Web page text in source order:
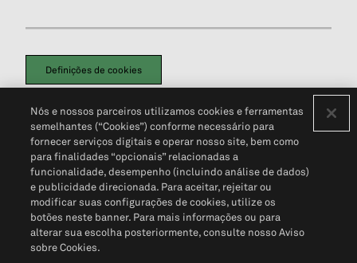
Definições de cookies
Política de PrivacidadePortal de privacidade do cliente (em inglês)
Não Venda Minhas Informações Pessoais© 2026 S&P Global
Nós e nossos parceiros utilizamos cookies e ferramentas
semelhantes (“Cookies”) conforme necessário para
fornecer serviços digitais e operar nosso site, bem como
para finalidades “opcionais” relacionadas a
funcionalidade, desempenho (incluindo análise de dados)
e publicidade direcionada. Para aceitar, rejeitar ou
modificar suas configurações de cookies, utilize os
botões neste banner. Para mais informações ou para
alterar sua escolha posteriormente, consulte nosso Aviso
sobre Cookies.